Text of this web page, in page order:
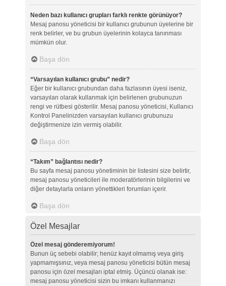
Neden bazı kullanıcı grupları farklı renkte görünüyor?
Mesaj panosu yöneticisi bir kullanıcı grubunun üyelerine bir
renk belirler, ve bu grubun üyelerinin kolayca tanınması
mümkün olur.
Başa dön
“Varsayılan kullanıcı grubu” nedir?
Eğer bir kullanıcı grubundan daha fazlasının üyesi iseniz,
varsayılan olarak kullanmak için belirlenen grubunuzun
rengi ve rütbesi gösterilir. Mesaj panosu yöneticisi, Kullanıcı
Kontrol Panelinizden varsayılan kullanıcı grubunuzu
değiştirmenize izin vermiş olabilir.
Başa dön
“Takım” bağlantısı nedir?
Bu sayfa mesaj panosu yönetiminin bir listesini size belirtir,
mesaj panosu yöneticileri ile moderatörlerinin bilgilerini ve
diğer detaylarla onların yönettikleri forumları içerir.
Başa dön
Özel Mesajlar
Özel mesaj gönderemiyorum!
Bunun üç sebebi olabilir; henüz kayıt olmamış veya giriş
yapmamışsınız, veya mesaj panosu yöneticisi bütün mesaj
panosu için özel mesajları iptal etmiş. Üçüncü olanak ise:
mesaj panosu yöneticisi sizin bu imkanı kullanmanızı